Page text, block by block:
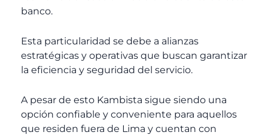
banco.
Esta particularidad se debe a alianzas
estratégicas y operativas que buscan garantizar
la eficiencia y seguridad del servicio.
A pesar de esto Kambista sigue siendo una
opción confiable y conveniente para aquellos
que residen fuera de Lima y cuentan con